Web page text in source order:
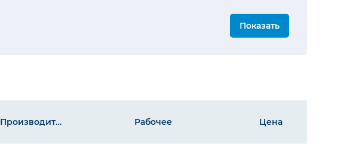
Показать
Производительность, Рабочее Цена